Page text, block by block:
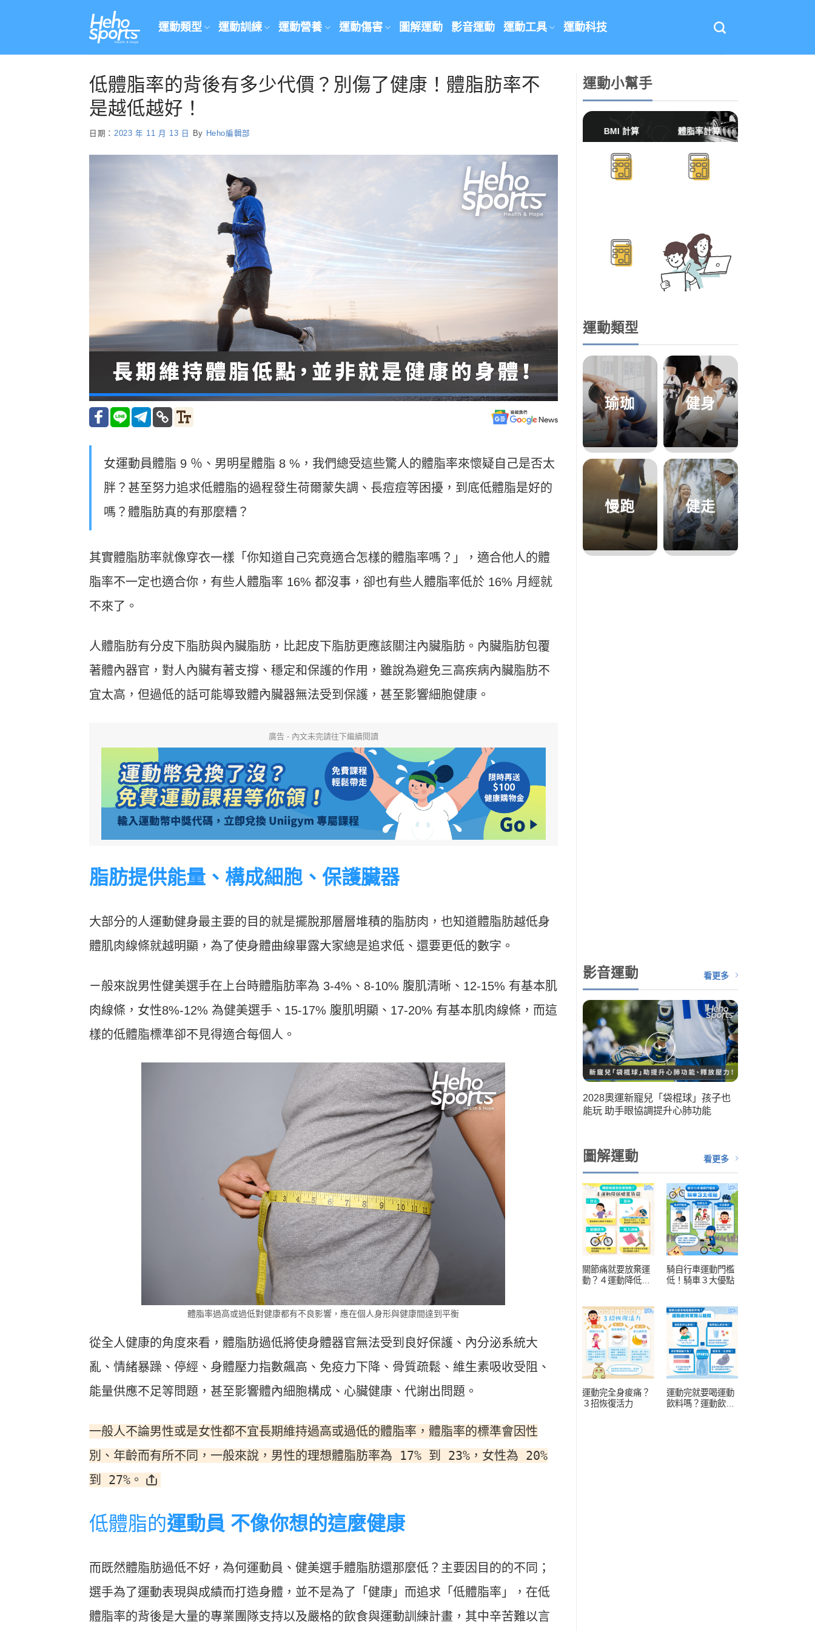
運動類型 運動訓練 運動營養 運動傷害 圖解運動 影音運動 運動工具 運動科技
低體脂率的背後有多少代價？別傷了健康！體脂肪率不
是越低越好！
日期： 2023 年 11 月 13 日 By Heho編輯部
女運動員體脂 9 ％、男明星體脂 8 %，我們總受這些驚人的體脂率來懷疑自己是否太
胖？甚至努力追求低體脂的過程發生荷爾蒙失調、長痘痘等困擾，到底低體脂是好的
嗎？體脂肪真的有那麼糟？
其實體脂肪率就像穿衣一樣「你知道自己究竟適合怎樣的體脂率嗎？」，適合他人的體
脂率不一定也適合你，有些人體脂率 16% 都沒事，卻也有些人體脂率低於 16% 月經就
不來了。
人體脂肪有分皮下脂肪與內臟脂肪，比起皮下脂肪更應該關注內臟脂肪。內臟脂肪包覆
著體內器官，對人內臟有著支撐、穩定和保護的作用，雖說為避免三高疾病內臟脂肪不
宜太高，但過低的話可能導致體內臟器無法受到保護，甚至影響細胞健康。
廣告 - 內文未完請往下繼續閱讀
脂肪提供能量、構成細胞、保護臟器
大部分的人運動健身最主要的目的就是擺脫那層層堆積的脂肪肉，也知道體脂肪越低身
體肌肉線條就越明顯，為了使身體曲線畢露大家總是追求低、還要更低的數字。
ㄧ般來說男性健美選手在上台時體脂肪率為 3-4% 、8-10% 腹肌清晰、12-15% 有基本肌
肉線條，女性8%-12% 為健美選手、15-17% 腹肌明顯、17-20% 有基本肌肉線條，而這
樣的低體脂標準卻不見得適合每個人。
體脂率過高或過低對健康都有不良影響，應在個人身形與健康間達到平衡
從全人健康的角度來看， 體脂肪過低將使身體器官無法受到良好保護、內分泌系統大
亂、情緒暴躁、停經、身體壓力指數飆高、免疫力下降、骨質疏鬆、維生素吸收受阻、
能量供應不足等問題，甚至影響體內細胞構成、心臟健康、代謝出問題。
一般人不論男性或是女性都不宜長期維持過高或過低的體脂率， 體脂率的標準會因性
別、年齡而有所不同，一般來說，男性的理想體脂肪率為 17% 到 23%，女性為 20%
到 27%。
低體脂的運動員 不像你想的這麼健康
而既然體脂肪過低不好，為何運動員、健美選手體脂肪還那麼低？主要因目的的不同；
選手為了運動表現與成績而打造身體，並不是為了「健康」而追求「低體脂率」，在低
體脂率的背後是大量的專業團隊支持以及嚴格的飲食與運動訓練計畫， 其中辛苦難以言
運動小幫手
BMI 計算 體脂率計算
運動類型
瑜珈 健身
慢跑 健走
影音運動 看更多
2028奧運新寵兒「袋棍球」孩子也
能玩 助手眼協調提升心肺功能
Heho運動科技大調查｜科技體適能
檢測是什麼？體育署「運動企業認
證」逾千家企業響應
Heho運動科技大調查｜214 萬筆運
動數據揭密！數據應用促進國人健
康？國健署點名「運動科技」扮演關
鍵角色
圖解運動 看更多
關節痛就要放棄運
動？４運動降低膝
騎自行車運動門檻
低！騎車３大優點
運動完全身痠痛？
３招恢復活力
運動完就要喝運動
飲料嗎？運動飲料